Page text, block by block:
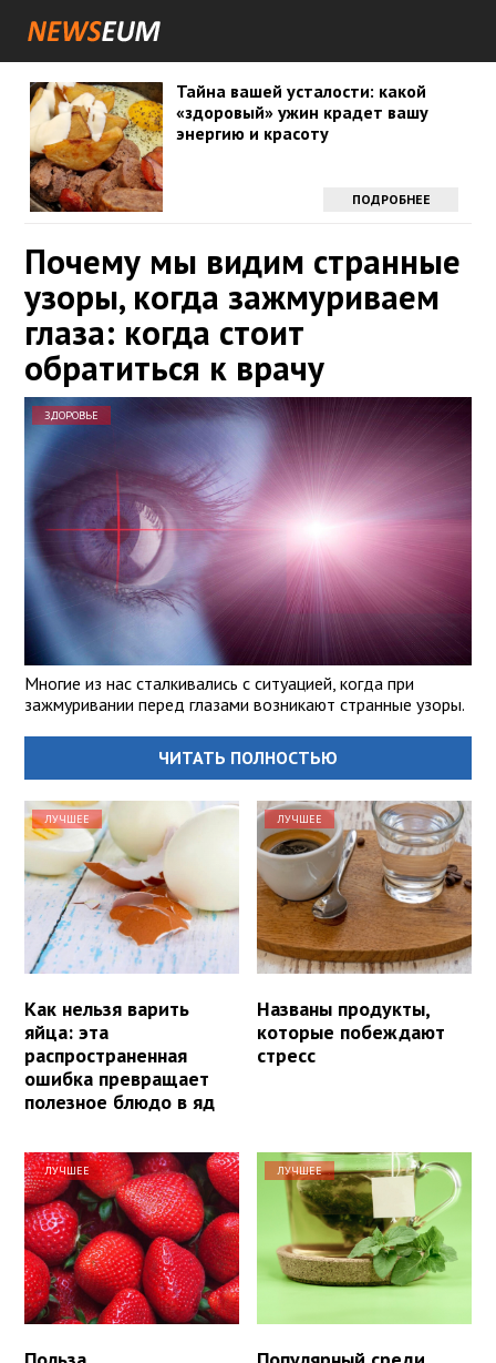
Тайна вашей усталости: какой
«здоровый» ужин крадет вашу
энергию и красоту
ПОДРОБНЕЕ
Почему мы видим странные
узоры, когда зажмуриваем
глаза: когда стоит
обратиться к врачу
ЗДОРОВЬЕ
Многие из нас сталкивались с ситуацией, когда при
зажмуривании перед глазами возникают странные узоры.
ЧИТАТЬ ПОЛНОСТЬЮ
ЛУЧШЕЕ
Как нельзя варить
яйца: эта
распространенная
ошибка превращает
полезное блюдо в яд
ЛУЧШЕЕ
Названы продукты,
которые побеждают
стресс
ЛУЧШЕЕ ЛУЧШЕЕ